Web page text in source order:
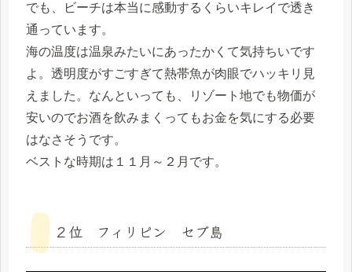
でも、ビーチは本当に感動するくらいキレイで透き
通っています。
海の温度は温泉みたいにあったかくて気持ちいです
よ。透明度がすごすぎて熱帯魚が肉眼でハッキリ見
えました。なんといっても、リゾート地でも物価が
安いのでお酒を飲みまくってもお金を気にする必要
はなさそうです。
ベストな時期は１１月～２月です。
２位 フィリピン セブ島